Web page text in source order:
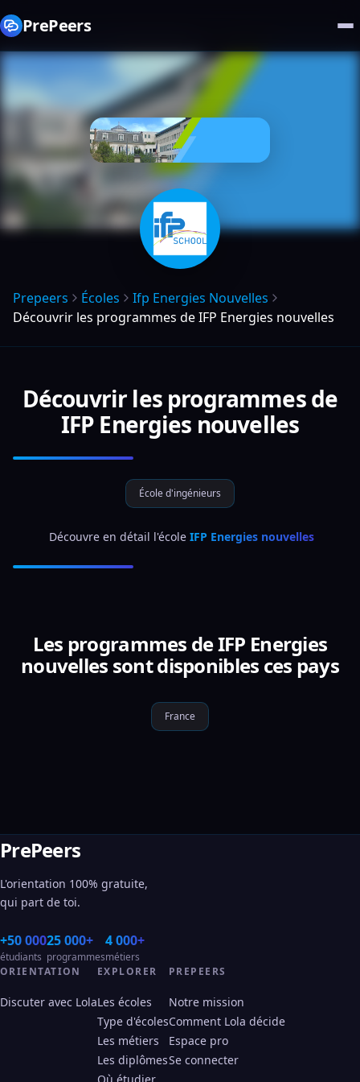
PrePeers
Prepeers Écoles
Ifp Energies Nouvelles
Découvrir les programmes de IFP Energies nouvelles
Découvrir les programmes de
IFP Energies nouvelles
École d'ingénieurs
Découvre en détail l'école IFP Energies nouvelles
Les programmes de IFP Energies
nouvelles sont disponibles ces pays
France
PrePeers
L'orientation 100% gratuite,
qui part de toi.
+50 000
étudiants
25 000+
programmes
4 000+
métiers
ORIENTATION
Discuter avec Lola
EXPLORER
Les écoles
Type d'écoles
Les métiers
Les diplômes
PREPEERS
Notre mission
Comment Lola décide
Espace pro
Se connecter